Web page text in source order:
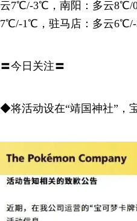
云7℃/-3℃，南阳：多云
7℃/-1℃，驻马店：多云
〓今日关注〓
◆将活动设在“靖国神社”，